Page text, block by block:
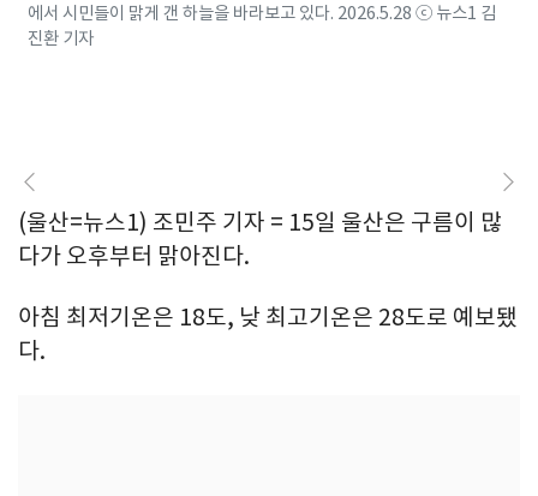
에서 시민들이 맑게 갠 하늘을 바라보고 있다. 2026.5.28 ⓒ 뉴스1 김
진환 기자
(울산=뉴스1) 조민주 기자 = 15일 울산은 구름이 많
다가 오후부터 맑아진다.
아침 최저기온은 18도, 낮 최고기온은 28도로 예보됐
다.